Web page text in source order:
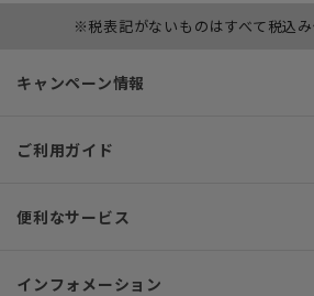
※税表記がないものはすべて税込
キャンペーン情報
ご利用ガイド
便利なサービス
インフォメーション